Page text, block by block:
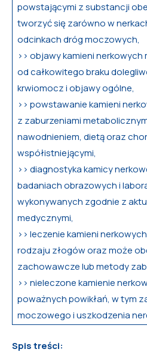
powstającymi z substancji
tworzyć się zarówno w
odcinkach dróg moczowych,
>> objawy kamieni
od całkowitego braku
krwiomocz i objawy ogólne,
>> powstawanie kamieni
z zaburzeniami
nawodnieniem, dietą oraz
współistniejącymi,
>> diagnostyka kamicy
badaniach obrazowych i
wykonywanych zgodnie z
medycznymi,
>> leczenie kamieni
rodzaju złogów oraz może
zachowawcze lub metody
>> nieleczone kamienie
poważnych powikłań, w tym
moczowego i uszkodzenia
Spis treści: